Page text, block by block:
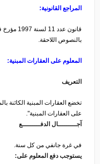
المراجع القانونية:
بالنصوص اللاحقة.
المعلوم على العقارات المبنية:
التعريف
تخضع العقارات المبنية الكائنة
على العقارات المبنية".
آجـــــــــال الدفـــــــــع
في غرة جانفي من كل سنة.
يستوجب دفع المعلوم على: